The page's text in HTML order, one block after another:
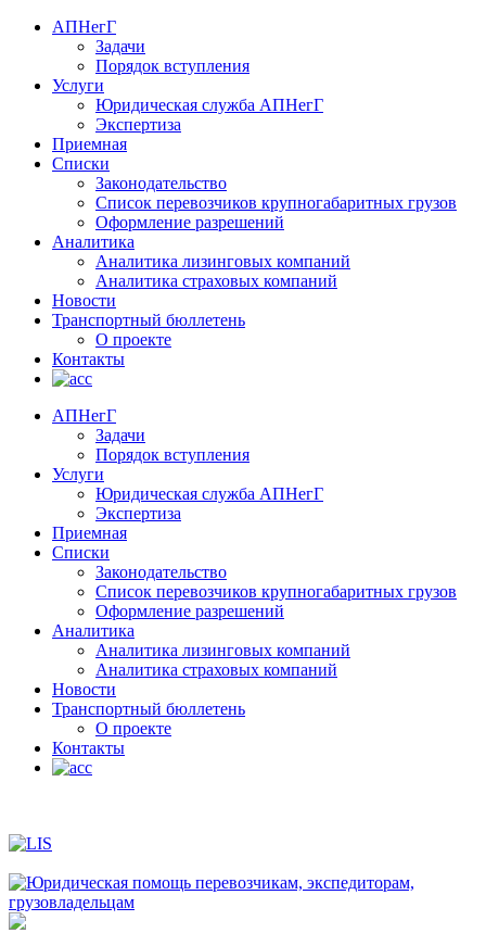
АПНегГ
Задачи
Порядок вступления
Услуги
Юридическая служба АПНегГ
Экспертиза
Приемная
Списки
Законодательство
Список перевозчиков крупногабаритных грузов
Оформление разрешений
Аналитика
Аналитика лизинговых компаний
Aналитика страховых компаний
Новости
Транспортный бюллетень
О проекте
Контакты
АПНегГ
Задачи
Порядок вступления
Услуги
Юридическая служба АПНегГ
Экспертиза
Приемная
Списки
Законодательство
Список перевозчиков крупногабаритных грузов
Оформление разрешений
Аналитика
Аналитика лизинговых компаний
Aналитика страховых компаний
Новости
Транспортный бюллетень
О проекте
Контакты